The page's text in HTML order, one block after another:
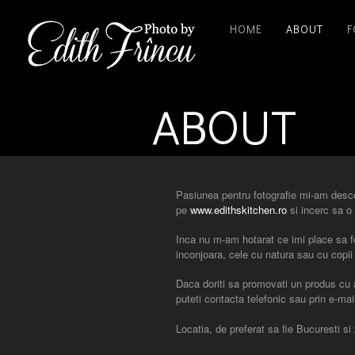
HOME ABOUT
ABOUT
Pasiunea pentru fotografie mi-am
pe www.edithskitchen.ro si incerc sa
Inca nu m-am hotarat ce imi place sa
inconjoara, cele cu natura sau cu
Daca doriti sa promovati un produs
puteti contacta telefonic sau prin e-
Locatia, de preferat sa fie Bucuresti